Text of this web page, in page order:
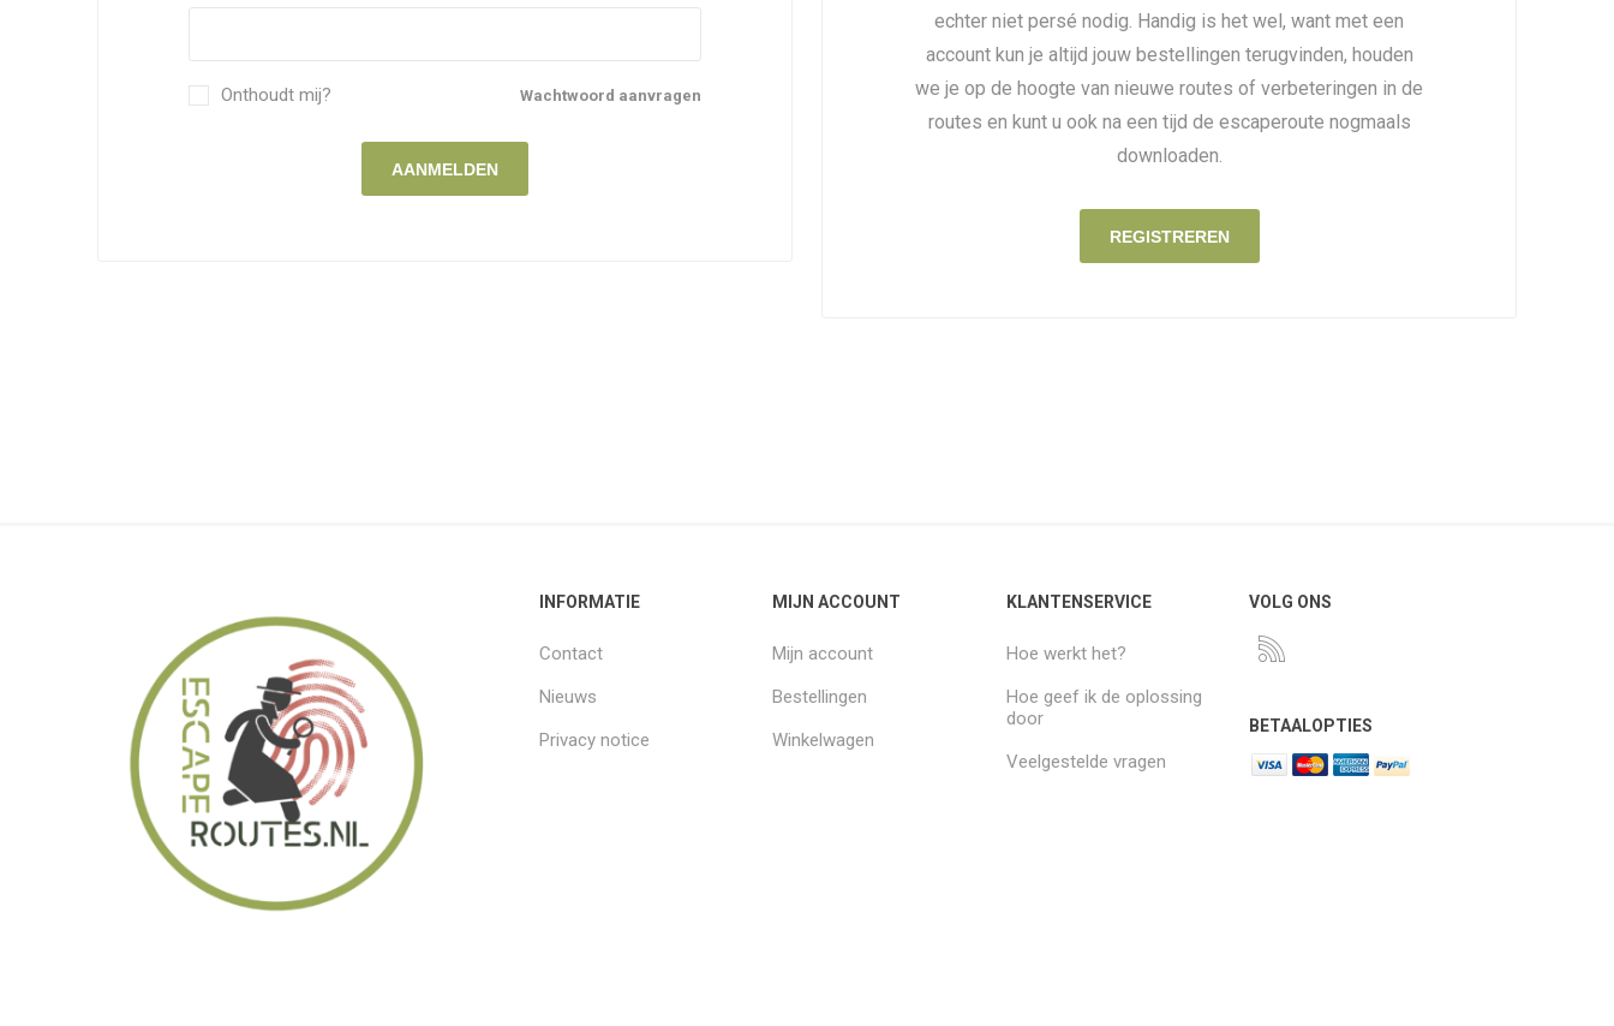
echter niet persé nodig. Handig is het wel, want met een
account kun je altijd jouw bestellingen terugvinden, houden
we je op de hoogte van nieuwe routes of verbeteringen in de
routes en kunt u ook na een tijd de escaperoute nogmaals
downloaden.
REGISTREREN
Wachtwoord aanvragen
Onthoudt mij?
AANMELDEN
INFORMATIE
Contact
Nieuws
Privacy notice
MIJN ACCOUNT
Mijn account
Bestellingen
Winkelwagen
KLANTENSERVICE
Hoe werkt het?
Hoe geef ik de oplossing
door
Veelgestelde vragen
VOLG ONS
BETAALOPTIES